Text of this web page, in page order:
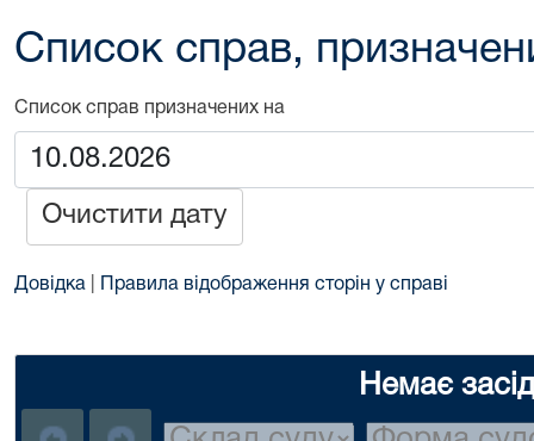
Список справ,
Список справ призначених на
Очистити дату
Довідка Правила відображення сторін у справі
Немає